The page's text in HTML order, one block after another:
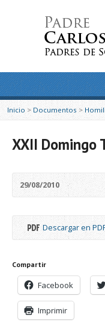
Inicio >Documentos>
XXII Domingo
29/08/2010
Descargar en
Compartir
Facebook
Imprimir